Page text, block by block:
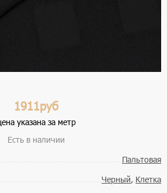
1911руб
указана за метр
Есть в наличии
Пальтовая
Черный, Клетка